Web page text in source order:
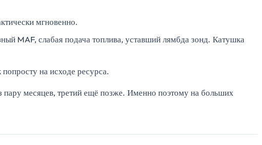
мгновенно.
MAF, слабая подача топлива, уставший лямбда зонд. Катушка
на исходе ресурса.
пару месяцев, третий ещё позже. Именно поэтому на больших